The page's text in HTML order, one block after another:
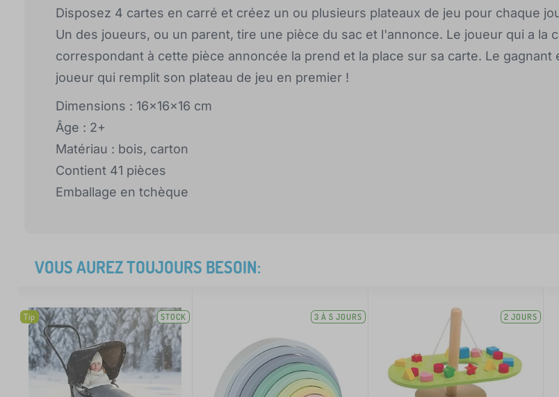
Disposez 4 cartes en carré et créez un ou plusieurs plateaux de jeu pour chaque
Un des joueurs, ou un parent, tire une pièce du sac et l'annonce. Le joueur qui a la
correspondant à cette pièce annoncée la prend et la place sur sa carte. Le gagnant
joueur qui remplit son plateau de jeu en premier !
Dimensions : 16x16x16 cm
Âge : 2+
Matériau : bois, carton
Contient 41 pièces
Emballage en tchèque
VOUS AUREZ TOUJOURS BESOIN:
Tip STOCK 3 À 5 JOURS 2 JOURS